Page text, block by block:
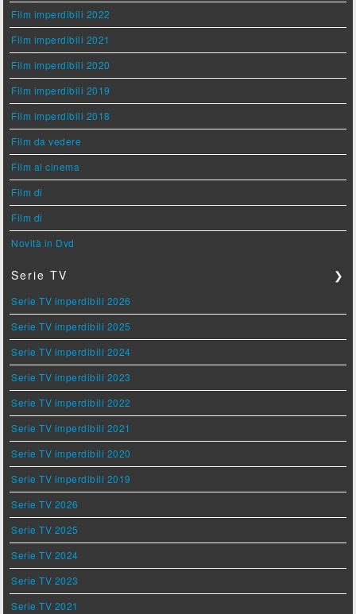
Film imperdibili 2022
Film imperdibili 2021
Film imperdibili 2020
Film imperdibili 2019
Film imperdibili 2018
Film da vedere
Film al cinema
Film di
Film di
Novità in Dvd
Serie TV ❯
Serie TV imperdibili 2026
Serie TV imperdibili 2025
Serie TV imperdibili 2024
Serie TV imperdibili 2023
Serie TV imperdibili 2022
Serie TV imperdibili 2021
Serie TV imperdibili 2020
Serie TV imperdibili 2019
Serie TV 2026
Serie TV 2025
Serie TV 2024
Serie TV 2023
Serie TV 2021